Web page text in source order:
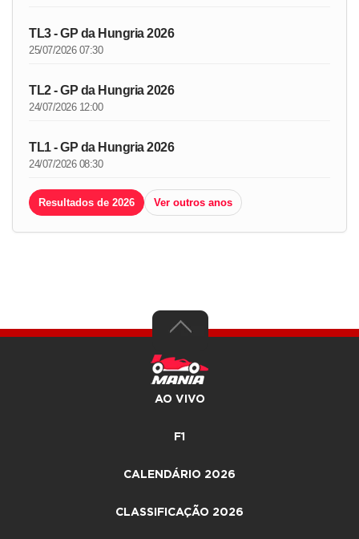
TL3 - GP da Hungria 2026
25/07/2026 07:30
TL2 - GP da Hungria 2026
24/07/2026 12:00
TL1 - GP da Hungria 2026
24/07/2026 08:30
Resultados de 2026 Ver outros anos
AO VIVO
F1
CALENDÁRIO 2026
CLASSIFICAÇÃO 2026